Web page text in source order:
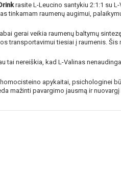
rasite L-Leucino santykiu 2:1:1 su L-
tinkamam raumenų augimui,
gerai veikia raumenų baltymų
transportavimui tiesiai į raumenis. Šis
tai nereiškia, kad L-Valinas
apykaitai, psichologinei
mažinti pavargimo jausmą ir nuovargį